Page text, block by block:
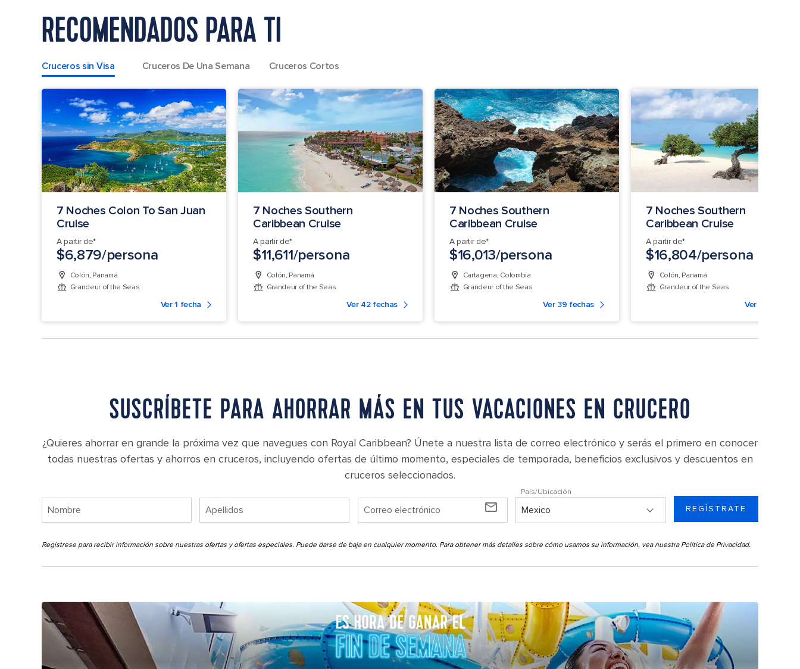
RECOMENDADOS PARA TI
Cruceros sin Visa Cruceros De Una Semana Cruceros Cortos
7 Noches Colon To San Juan
Cruise
A partir de*
$6,879/persona
Colón, Panamá
Grandeur of the Seas
Ver 1 fecha
7 Noches Southern
Caribbean Cruise
A partir de*
$11,611/persona
Colón, Panamá
Grandeur of the Seas
Ver 42 fechas
7 Noches Southern
Caribbean Cruise
A partir de*
$16,013/persona
Cartagena, Colombia
Grandeur of the Seas
Ver 39 fechas
7 Noches Southern
Caribbean Cruise
A partir de*
$16,804/persona
Colón, Panamá
Grandeur of the Seas
Ver 5 fechas
SUSCRÍBETE PARA AHORRAR MÁS EN TUS VACACIONES EN CRUCERO
¿Quieres ahorrar en grande la próxima vez que navegues con Royal Caribbean? Únete a nuestra lista de correo electrónico y serás el primero en conocer
todas nuestras ofertas y ahorros en cruceros, incluyendo ofertas de último momento, especiales de temporada, beneficios exclusivos y descuentos en
cruceros seleccionados.
mail_outline
País/Ubicación
REGÍSTRATE
Regístrese para recibir información sobre nuestras ofertas y ofertas especiales. Puede darse de baja en cualquier momento. Para obtener más detalles sobre cómo usamos su información, vea nuestra Política de Privacidad.